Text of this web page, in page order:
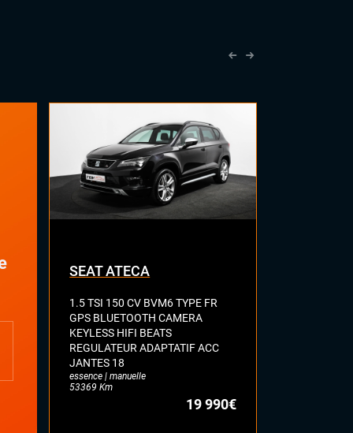
SEAT ATECA
1.5 TSI 150 CV BVM6 TYPE FR
GPS BLUETOOTH CAMERA
KEYLESS HIFI BEATS
REGULATEUR ADAPTATIF ACC
JANTES 18
essence | manuelle
53369 Km
19 990€